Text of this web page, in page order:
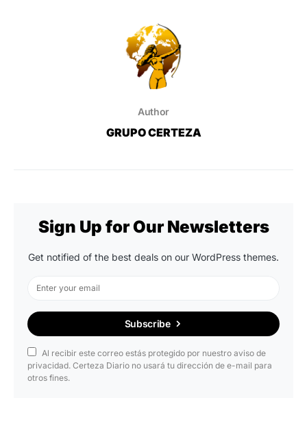
Author
GRUPO CERTEZA
Sign Up for Our Newsletters
Get notified of the best deals on our WordPress themes.
Subscribe
Al recibir este correo estás protegido por nuestro aviso de
privacidad. Certeza Diario no usará tu dirección de e-mail para
otros fines.